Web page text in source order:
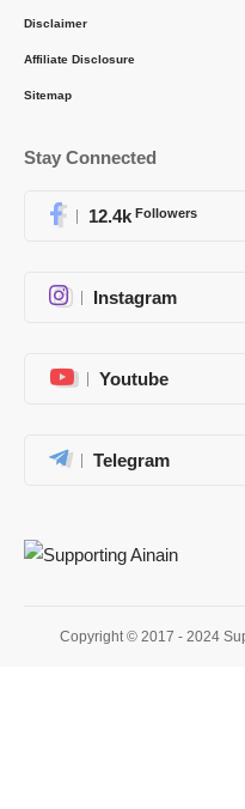
Disclaimer
Affiliate Disclosure
Sitemap
Stay Connected
12.4k Followers
Instagram
Youtube
Telegram
Copyright © 2017 - 2024